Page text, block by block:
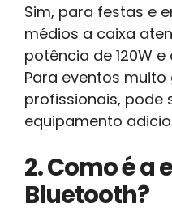
Sim, para festas e
médios a caixa
potência de 120W
Para eventos muito
profissionais, pode
equipamento
2. Como é a
Bluetooth?